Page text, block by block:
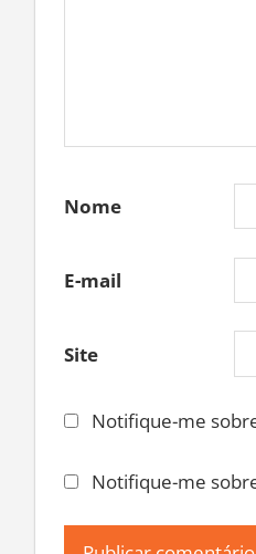
Nome
E-mail
Site
Notifique-me
Notifique-me